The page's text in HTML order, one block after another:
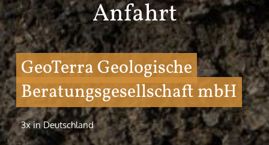
Anfahrt
GeoTerra Geologische
Beratungsgesellschaft mbH
3x in Deutschland